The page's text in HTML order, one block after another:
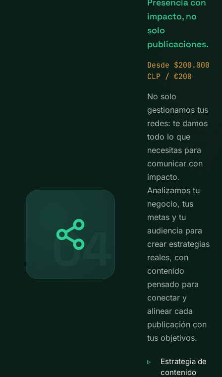
Presencia con
impacto, no
solo
publicaciones.
Desde $200.000
CLP / €200
No solo
gestionamos tus
redes: te damos
todo lo que
necesitas para
comunicar con
impacto.
Analizamos tu
negocio, tus
metas y tu
audiencia para
crear estrategias
reales, con
contenido
pensado para
conectar y
alinear cada
publicación con
tus objetivos.
Estrategia de
contenido
04